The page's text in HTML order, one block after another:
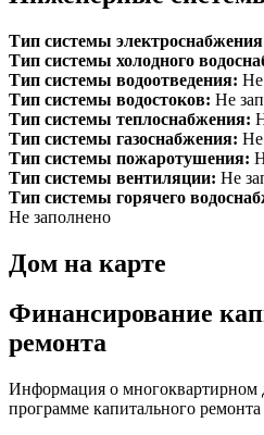
Тип системы
Тип системы холодного
Тип системы водоотведения: Не
Тип системы водостоков: Не
Тип системы теплоснабжения:
Тип системы газоснабжения: Не
Тип системы пожаротушения:
Тип системы вентиляции: Не
Тип системы горячего
Не заполнено
Дом на карте
Финансирование
ремонта
Информация о многоквартирном
программе капитального